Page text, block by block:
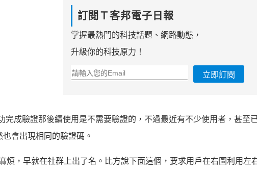
訂閱Ｔ客邦電子日報
掌握最熱門的科技話題、網路動態，
升級你的科技原力！
立即訂閱
完成驗證那後續使用是不需要驗證的，不過最近有不少使用者，甚至
會出現相同的驗證碼。
煩，早就在社群上出了名。比方說下面這個，要求用戶在右圖利用左